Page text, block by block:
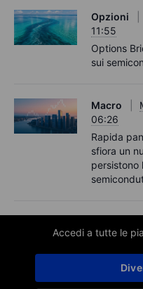
Opzioni
11:55
Options
sui
Macro
06:26
Rapida
sfiora un
persistono
Accedi a tutte le